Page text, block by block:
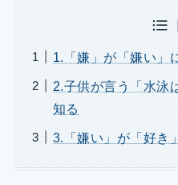
1.「嫌」が「嫌い」
2.子供が言う「水泳
知る
3.「嫌い」が「好き